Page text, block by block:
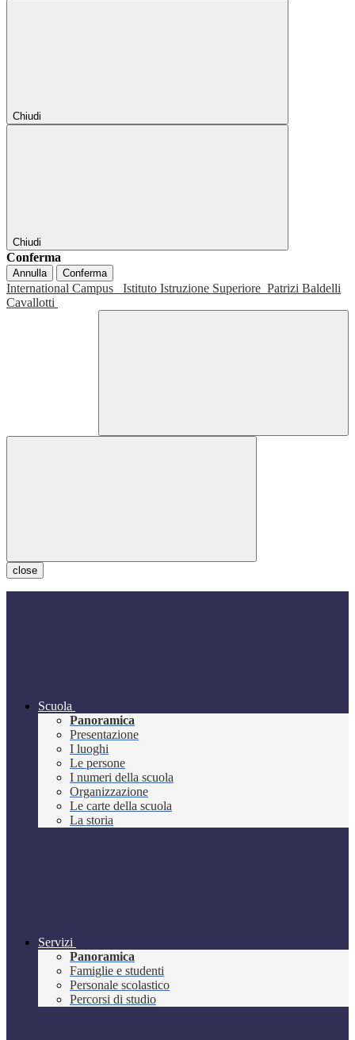
Chiudi
Chiudi
Conferma
Annulla Conferma
International Campus Istituto Istruzione Superiore Patrizi Baldelli
Cavallotti
close
Scuola
Panoramica
Presentazione
I luoghi
Le persone
I numeri della scuola
Organizzazione
Le carte della scuola
La storia
Servizi
Panoramica
Famiglie e studenti
Personale scolastico
Percorsi di studio